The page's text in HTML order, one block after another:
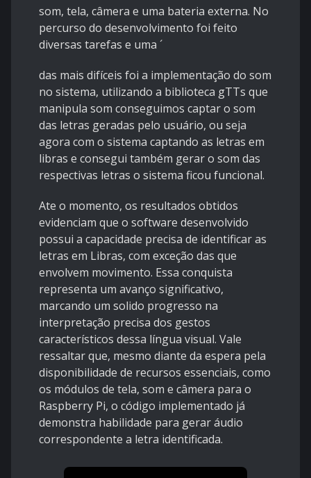
som, tela, câmera e uma bateria externa. No
percurso do desenvolvimento foi feito
diversas tarefas e uma ´
das mais difíceis foi a implementação do som
no sistema, utilizando a biblioteca gTTs que
manipula som conseguimos captar o som
das letras geradas pelo usuário, ou seja
agora com o sistema captando as letras em
libras e consegui também gerar o som das
respectivas letras o sistema ficou funcional.
Ate o momento, os resultados obtidos
evidenciam que o software desenvolvido
possui a capacidade precisa de identificar as
letras em Libras, com exceção das que
envolvem movimento. Essa conquista
representa um avanço significativo,
marcando um solido progresso na
interpretação precisa dos gestos
característicos dessa língua visual. Vale
ressaltar que, mesmo diante da espera pela
disponibilidade de recursos essenciais, como
os módulos de tela, som e câmera para o
Raspberry Pi, o código implementado já
demonstra habilidade para gerar áudio
correspondente a letra identificada.